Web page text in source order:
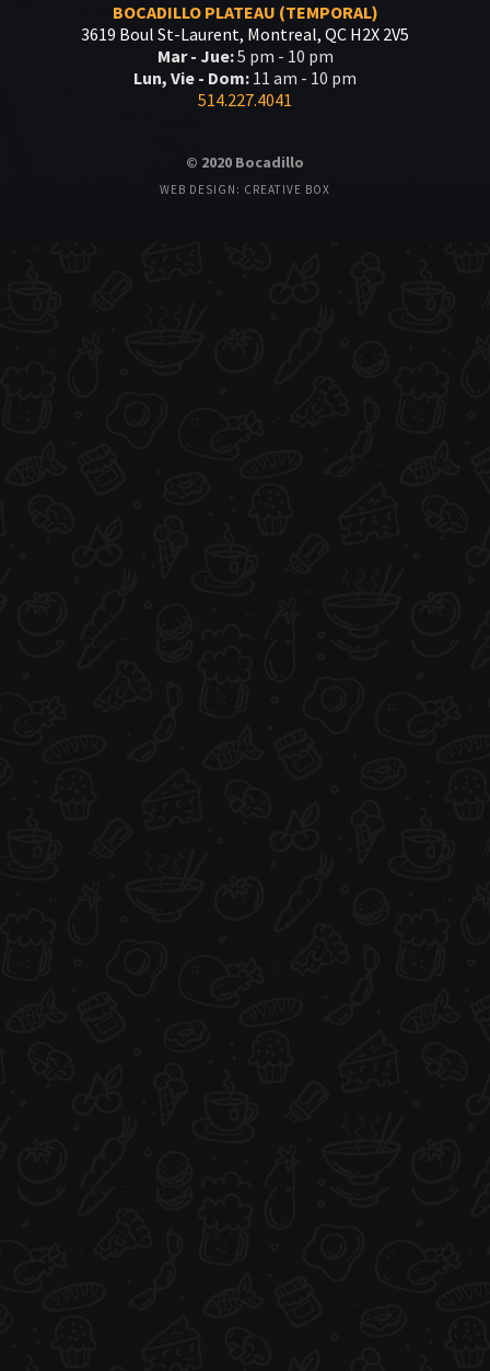
BOCADILLO PLATEAU (TEMPORAL)
3619 Boul St-Laurent, Montreal, QC H2X 2V5
Mar - Jue:5 pm - 10 pm
Lun, Vie - Dom: 11 am - 10 pm
514.227.4041
© 2020 Bocadillo
WEB DESIGN: CREATIVE BOX